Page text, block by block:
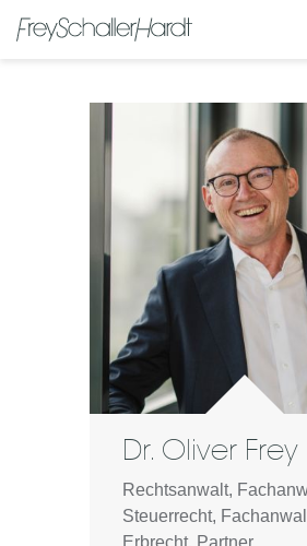
Dr. Oliver Frey
Rechtsanwalt,
Steuerrecht,
Erbrecht, Partner